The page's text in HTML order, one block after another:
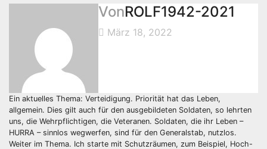
VonROLF1942-2021
März 18, 2022
Ein aktuelles Thema: Verteidigung. Priorität hat das Leben,
allgemein. Dies gilt auch für den ausgebildeten Soldaten, so lehrten
uns, die Wehrpflichtigen, die Veteranen. Soldaten, die ihr Leben –
HURRA – sinnlos wegwerfen, sind für den Generalstab, nutzlos.
Weiter im Thema. Ich starte mit Schutzräumen, zum Beispiel, Hoch-